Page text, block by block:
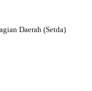
Daerah (Setda)